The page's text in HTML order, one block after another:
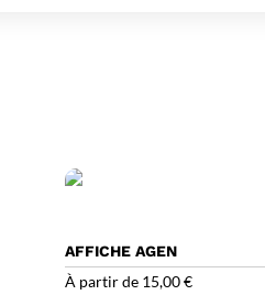
AFFICHE AGEN
À partir de 15,00€